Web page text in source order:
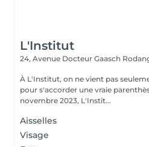
L'Institut
24, Avenue Docteur Gaasch
À L'Institut, on ne vient pas
pour s'accorder une vraie
novembre 2023, L'Instit...
Aisselles
Visage